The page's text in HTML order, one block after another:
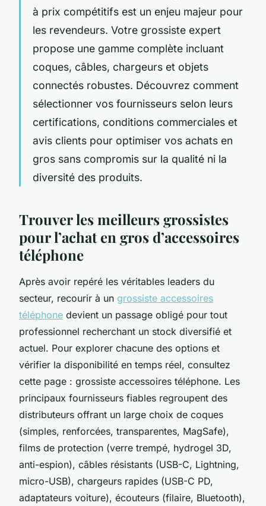
à prix compétitifs est un enjeu majeur pour
les revendeurs. Votre grossiste expert
propose une gamme complète incluant
coques, câbles, chargeurs et objets
connectés robustes. Découvrez comment
sélectionner vos fournisseurs selon leurs
certifications, conditions commerciales et
avis clients pour optimiser vos achats en
gros sans compromis sur la qualité ni la
diversité des produits.
Trouver les meilleurs grossistes
pour l’achat en gros d’accessoires
téléphone
Après avoir repéré les véritables leaders du
secteur, recourir à un grossiste accessoires
téléphone devient un passage obligé pour tout
professionnel recherchant un stock diversifié et
actuel. Pour explorer chacune des options et
vérifier la disponibilité en temps réel, consultez
cette page : grossiste accessoires téléphone. Les
principaux fournisseurs fiables regroupent des
distributeurs offrant un large choix de coques
(simples, renforcées, transparentes, MagSafe),
films de protection (verre trempé, hydrogel 3D,
anti-espion), câbles résistants (USB-C, Lightning,
micro-USB), chargeurs rapides (USB-C PD,
adaptateurs voiture), écouteurs (filaire, Bluetooth),